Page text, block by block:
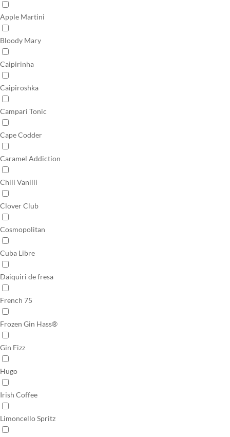
Apple Martini
Bloody Mary
Caipirinha
Caipiroshka
Campari Tonic
Cape Codder
Caramel Addiction
Chili Vanilli
Clover Club
Cosmopolitan
Cuba Libre
Daiquiri de fresa
French 75
Frozen Gin Hass®
Gin Fizz
Hugo
Irish Coffee
Limoncello Spritz